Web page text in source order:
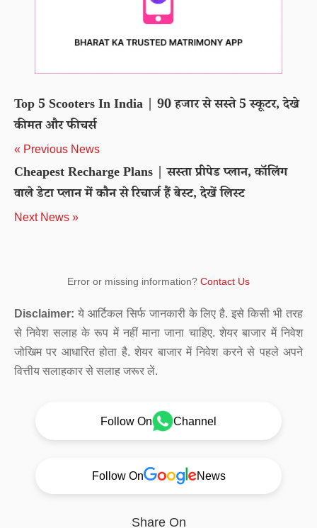
Top 5 Scooters In India | 90 हजार से सस्ते 5 स्कूटर, देखे
कीमत और फीचर्स
« Previous News
Cheapest Recharge Plans | सस्ता प्रीपेड प्लान, कॉलिंग
वाले डेटा प्लान में कौन से रिचार्ज हैं बेस्ट, देखें लिस्ट
Next News »
Error or missing information? Contact Us
Disclaimer: ये आर्टिकल सिर्फ जानकारी के लिए है. इसे किसी भी तरह
से निवेश सलाह के रूप में नहीं माना जाना चाहिए. शेयर बाजार में निवेश
जोखिम पर आधारित होता है. शेयर बाजार में निवेश करने से पहले अपने
वित्तीय सलाहकार से सलाह जरूर लें.
Follow On Channel
Follow On News
Share On